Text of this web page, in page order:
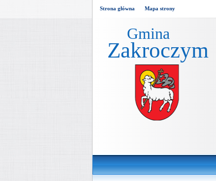
Strona główna Mapa strony
Gmina
Zakroczym